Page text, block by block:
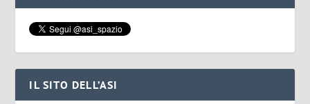
IL SITO DELL’ASI